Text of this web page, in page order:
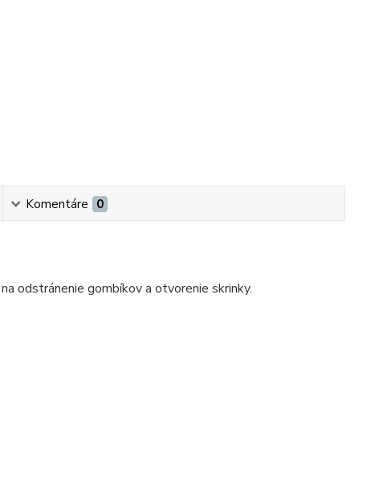
Komentáre 0
odstránenie gombíkov a otvorenie skrinky.